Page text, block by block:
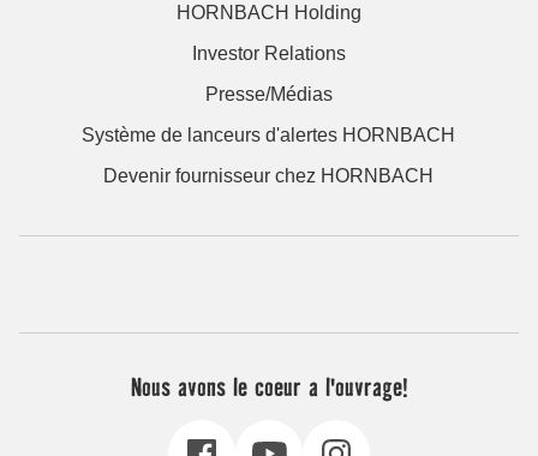
HORNBACH Holding
Investor Relations
Presse/Médias
Système de lanceurs d'alertes HORNBACH
Devenir fournisseur chez HORNBACH
Nous avons le coeur a l'ouvrage!